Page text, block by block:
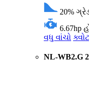
20%
6.67hp
વધુ વાંચો
NL-WB2.G